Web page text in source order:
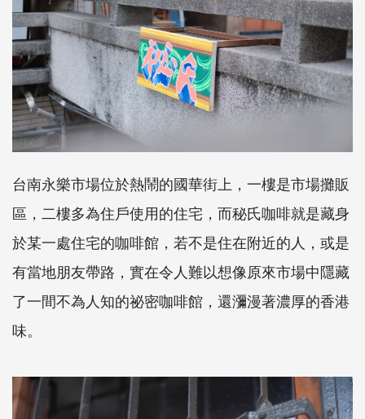
台南永樂市場位於熱鬧的國華街上，一樓是市場攤販
區，二樓多為住戶使用的住宅，而秘氏咖啡就是藏身
於某一處住宅的咖啡館，若不是住在附近的人，或是
有當地朋友帶路，實在令人難以想像原來市場中隱藏
了一間不為人知的祕密咖啡館，還瀰漫著濃厚的香港
味。